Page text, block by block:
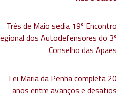
Três de Maio sedia 19º Encontro
dos Autodefensores do 3º
Conselho das Apaes
Lei Maria da Penha completa 20
anos entre avanços e desafios